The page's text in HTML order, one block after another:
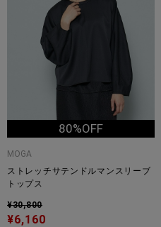
80%OFF
MOGA
ストレッチサテンドルマンスリーブ
トップス
¥30,800
¥6,160